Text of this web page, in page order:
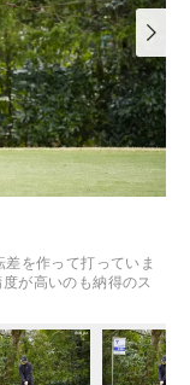
を作って打っていま
が高いのも納得のス